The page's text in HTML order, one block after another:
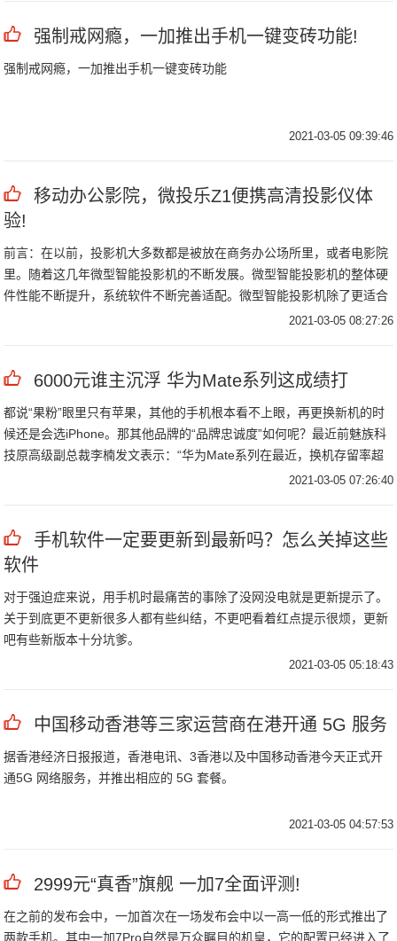
强制戒网瘾，一加推出手机一键变砖功能!
强制戒网瘾，一加推出手机一键变砖功能
2021-03-05 09:39:46
移动办公影院，微投乐Z1便携高清投影仪体
验!
前言：在以前，投影机大多数都是被放在商务办公场所里，或者电影院
里。随着这几年微型智能投影机的不断发展。微型智能投影机的整体硬
件性能不断提升，系统软件不断完善适配。微型智能投影机除了更适合
移动商务办公以外，也逐渐出现在了家庭客厅卧室里。2021-03-05 08:27:26
6000元谁主沉浮 华为Mate系列这成绩打
都说“果粉”眼里只有苹果，其他的手机根本看不上眼，再更换新机的时
候还是会选iPhone。那其他品牌的“品牌忠诚度”如何呢？最近前魅族科
技原高级副总裁李楠发文表示：“华为Mate系列在最近，换机存留率超
过了苹果。最新的数据里（苹果VS华为）是52% vs 55%。2021-03-05 07:26:40
手机软件一定要更新到最新吗？怎么关掉这些
软件
对于强迫症来说，用手机时最痛苦的事除了没网没电就是更新提示了。
关于到底更不更新很多人都有些纠结，不更吧看着红点提示很烦，更新
吧有些新版本十分坑爹。
2021-03-05 05:18:43
中国移动香港等三家运营商在港开通 5G 服务
据香港经济日报报道，香港电讯、3香港以及中国移动香港今天正式开
通5G 网络服务，并推出相应的 5G 套餐。
2021-03-05 04:57:53
2999元“真香”旗舰 一加7全面评测!
在之前的发布会中，一加首次在一场发布会中以一高一低的形式推出了
两款手机。其中一加7Pro自然是万众瞩目的机皇，它的配置已经进入了